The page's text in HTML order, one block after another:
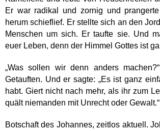
Er war radikal und zornig und
herum schieflief. Er stellte sich an den
Menschen um sich. Er taufte sie. Und
euer Leben, denn der Himmel Gottes ist
„Was sollen wir denn anders
Getauften. Und er sagte: „Es ist ganz
habt. Giert nicht nach mehr, als ihr zum
quält niemanden mit Unrecht oder Gewalt.“
Botschaft des Johannes, zeitlos aktuell.